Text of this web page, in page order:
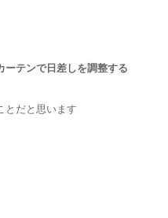
ンで日差しを調整する
とだと思います